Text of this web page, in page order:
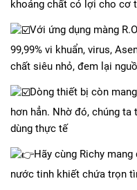
khoáng chất có lợi cho cơ
Với ứng dụng màng
99,99% vi khuẩn, virus,
chất siêu nhỏ, đem lại
Dòng thiết bị còn
hơn hẳn. Nhờ đó, chúng
dùng thực tế
Hãy cùng Richy
nước tinh khiết chứa trọn